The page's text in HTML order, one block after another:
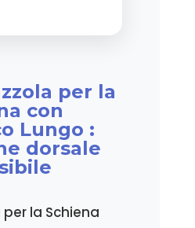
per la
con
Lungo :
dorsale
per la Schiena